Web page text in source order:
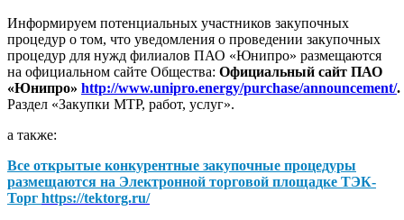
Информируем потенциальных участников закупочных
процедур о том, что уведомления о проведении закупочных
процедур для нужд филиалов ПАО «Юнипро» размещаются
на официальном сайте Общества: Официальный сайт ПАО
«Юнипро» http://www.unipro.energy/purchase/announcement/.
Раздел «Закупки МТР, работ, услуг».
а также:
Все открытые конкурентные закупочные процедуры
размещаются на Электронной торговой площадке ТЭК-
Торг https://tektorg.ru/